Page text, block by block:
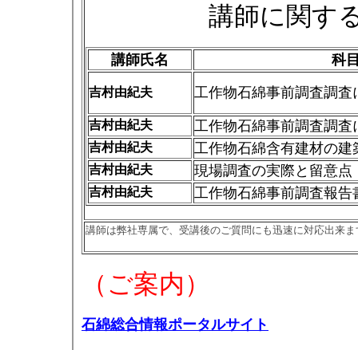
講師に関す
講師氏名 科
吉村由紀夫 工作物石綿事前調査調
吉村由紀夫 工作物石綿事前調査調
吉村由紀夫 工作物石綿含有建材の建
吉村由紀夫 現場調査の実際と留意点
吉村由紀夫 工作物石綿事前調査報告
講師は弊社専属で、受講後のご質問にも迅速に対応出来
（ご案内）
石綿総合情報ポータルサイト